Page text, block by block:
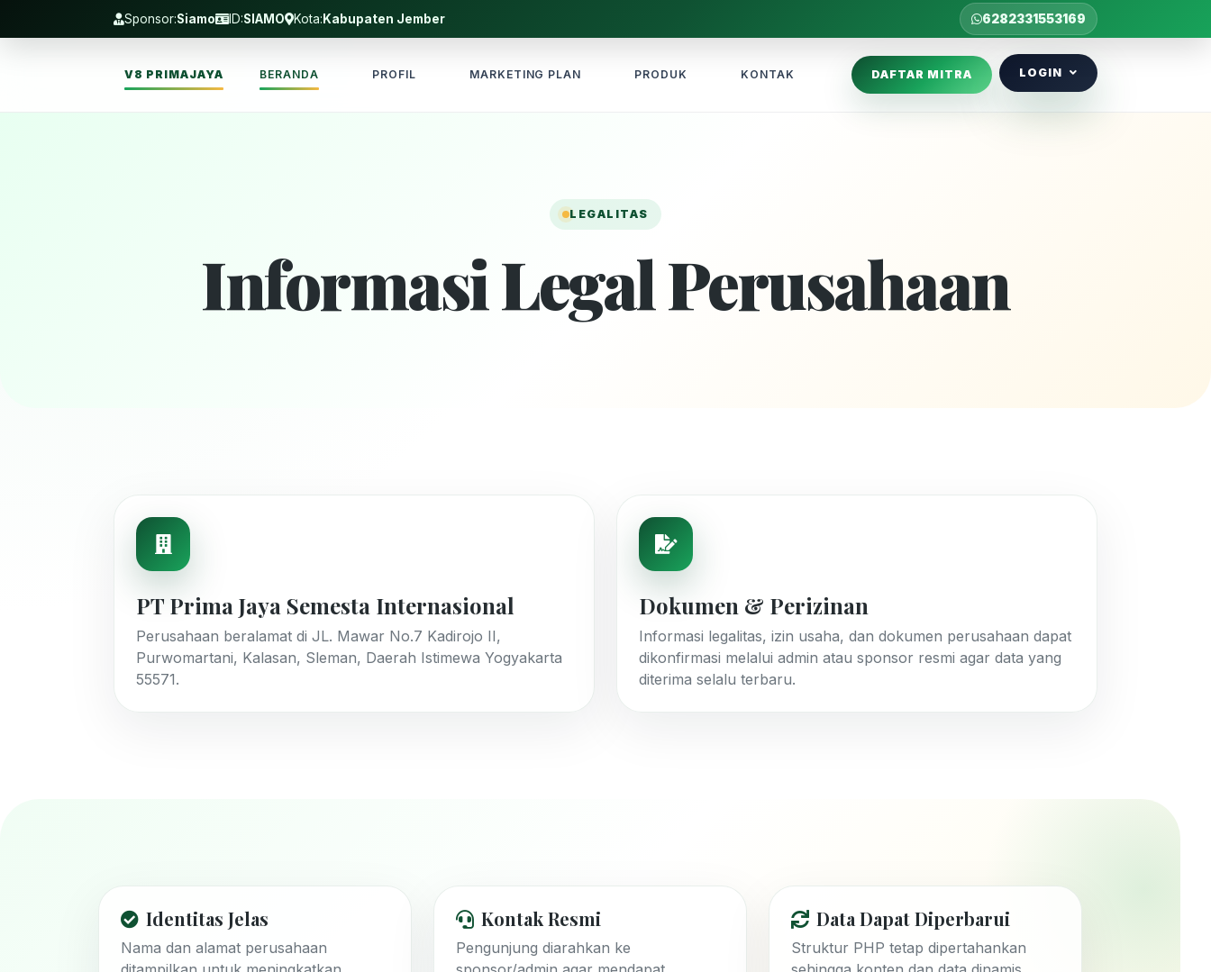
Sponsor:Siamo ID:SIAMO Kota: Kabupaten Jember 6282331553169
V8 PRIMAJAYA BERANDA PROFIL MARKETING PLAN PRODUK KONTAK DAFTAR MITRA LOGIN
LEGALITAS
Informasi Legal Perusahaan
PT Prima Jaya Semesta Internasional
Perusahaan beralamat di JL. Mawar No.7 Kadirojo II,
Purwomartani, Kalasan, Sleman, Daerah Istimewa Yogyakarta
55571.
Dokumen & Perizinan
Informasi legalitas, izin usaha, dan dokumen perusahaan dapat
dikonfirmasi melalui admin atau sponsor resmi agar data yang
diterima selalu terbaru.
Identitas Jelas
Nama dan alamat perusahaan
Kontak Resmi
Pengunjung diarahkan ke
Data Dapat Diperbarui
Struktur PHP tetap dipertahankan